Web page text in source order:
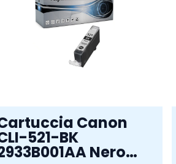
Canon
521-BK
Nero